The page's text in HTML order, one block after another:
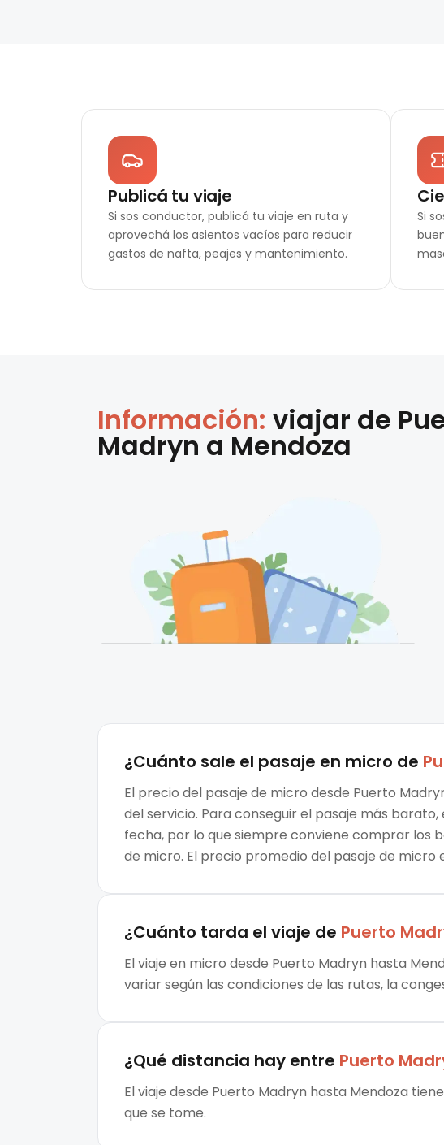
Publicá tu viaje
Si sos conductor, publicá tu viaje en ruta y
aprovechá los asientos vacíos para reducir
gastos de nafta, peajes y mantenimiento.
Si
Información: viajar de
Madryn a Mendoza
¿Cuánto sale el pasaje en micro de
El precio del pasaje de micro desde Puerto
del servicio. Para conseguir el pasaje más
fecha, por lo que siempre conviene comprar los
de micro. El precio promedio del pasaje de micro
¿Cuánto tarda el viaje de Puerto
El viaje en micro desde Puerto Madryn hasta
variar según las condiciones de las rutas, la
¿Qué distancia hay entre Puerto
El viaje desde Puerto Madryn hasta Mendoza
que se tome.